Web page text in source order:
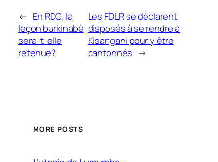
← En RDC, la
leçon burkinabè
sera-t-elle
retenue?
Les FDLR se déclarent
disposés à se rendre à
Kisangani pour y être
cantonnés →
MORE POSTS